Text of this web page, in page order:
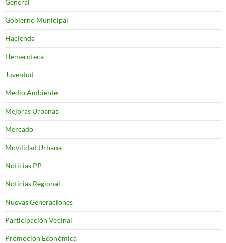
Gobierno Municipal
Hacienda
Hemeroteca
Juventud
Medio Ambiente
Mejoras Urbanas
Mercado
Movilidad Urbana
Noticias PP
Noticias Regional
Nuevas Generaciones
Participación Vecinal
Promoción Económica